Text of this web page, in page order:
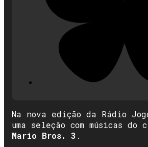
Na nova edição da Rádio
uma seleção com músicas do
Mario Bros. 3 .